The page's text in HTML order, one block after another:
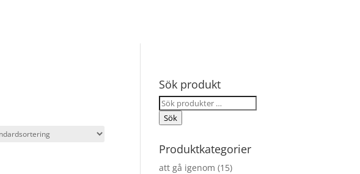
Sök produkt
Sök
efter:
Sök
Produktkategorier
att gå igenom (15)